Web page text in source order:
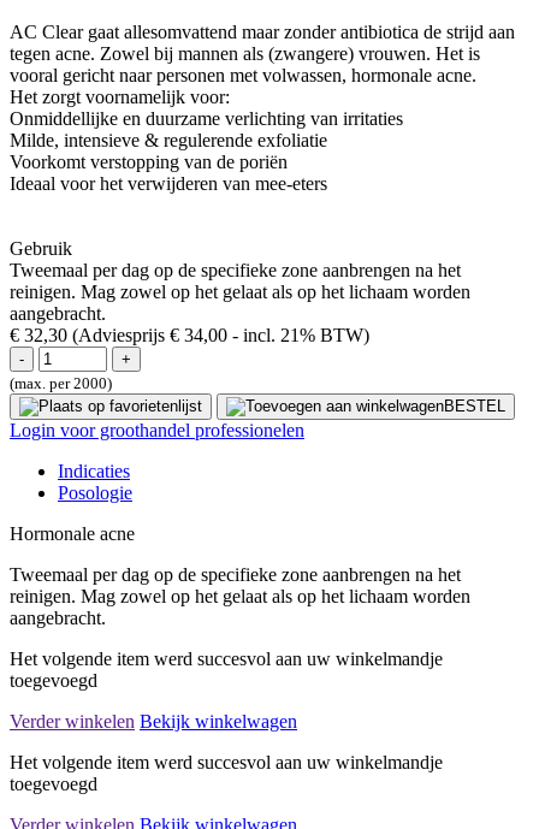
AC Clear gaat allesomvattend maar zonder antibiotica de strijd aan
tegen acne. Zowel bij mannen als (zwangere) vrouwen. Het is
vooral gericht naar personen met volwassen, hormonale acne.
Het zorgt voornamelijk voor:
Onmiddellijke en duurzame verlichting van irritaties
Milde, intensieve & regulerende exfoliatie
Voorkomt verstopping van de poriën
Ideaal voor het verwijderen van mee-eters
Gebruik
Tweemaal per dag op de specifieke zone aanbrengen na het
reinigen. Mag zowel op het gelaat als op het lichaam worden
aangebracht.
€ 32,30 (Adviesprijs € 34,00 - incl. 21% BTW)
(max. per 2000)
BESTEL
Login voor groothandel professionelen
Indicaties
Posologie
Hormonale acne
Tweemaal per dag op de specifieke zone aanbrengen na het
reinigen. Mag zowel op het gelaat als op het lichaam worden
aangebracht.
Het volgende item werd succesvol aan uw winkelmandje
toegevoegd
Verder winkelen Bekijk winkelwagen
Het volgende item werd succesvol aan uw winkelmandje
toegevoegd
Verder winkelen Bekijk winkelwagen